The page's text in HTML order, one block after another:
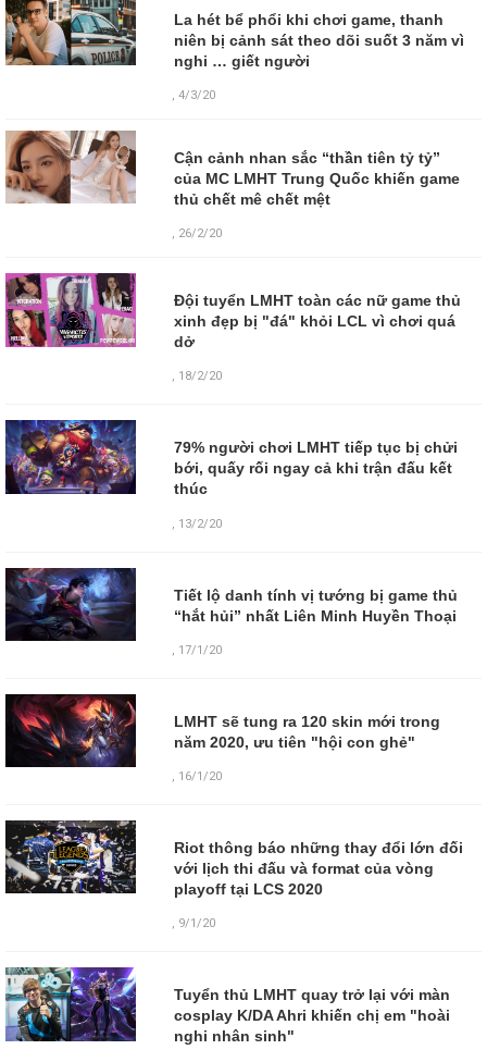
La hét bể phổi khi chơi game, thanh
niên bị cảnh sát theo dõi suốt 3 năm vì
nghi … giết người
, 4/3/20
Cận cảnh nhan sắc “thần tiên tỷ tỷ”
của MC LMHT Trung Quốc khiến game
thủ chết mê chết mệt
, 26/2/20
Đội tuyển LMHT toàn các nữ game thủ
xinh đẹp bị "đá" khỏi LCL vì chơi quá
dở
, 18/2/20
79% người chơi LMHT tiếp tục bị chửi
bới, quấy rối ngay cả khi trận đấu kết
thúc
13/2/20
Tiết lộ danh tính vị tướng bị game thủ
“hắt hủi” nhất Liên Minh Huyền Thoại
, 17/1/20
LMHT sẽ tung ra 120 skin mới trong
năm 2020, ưu tiên "hội con ghẻ"
, 16/1/20
Riot thông báo những thay đổi lớn đối
với lịch thi đấu và format của vòng
playoff tại LCS 2020
, 9/1/20
Tuyển thủ LMHT quay trở lại với màn
cosplay K/DA Ahri khiến chị em "hoài
nghi nhân sinh"